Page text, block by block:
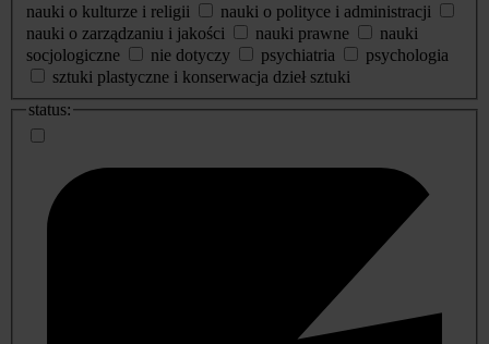
nauki o kulturze i religii
nauki o polityce i administracji
nauki o zarządzaniu i jakości
nauki prawne
nauki
socjologiczne
nie dotyczy psychiatria
psychologia
sztuki plastyczne i konserwacja dzieł sztuki
status: